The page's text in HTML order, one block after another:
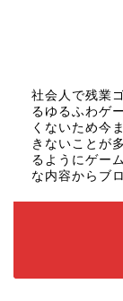
社会人で残業
るゆるふわゲ
くないため今
きないことが
るようにゲー
な内容からブ